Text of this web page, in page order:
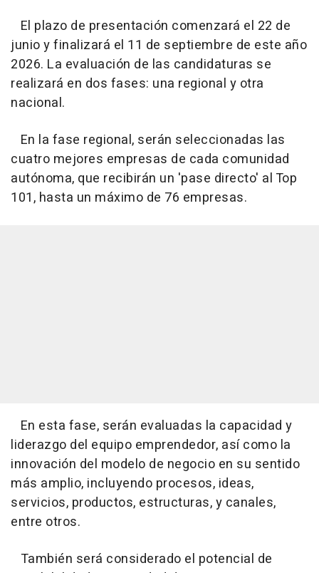
El plazo de presentación comenzará el 22 de
junio y finalizará el 11 de septiembre de este año
2026. La evaluación de las candidaturas se
realizará en dos fases: una regional y otra
nacional.
En la fase regional, serán seleccionadas las
cuatro mejores empresas de cada comunidad
autónoma, que recibirán un 'pase directo' al Top
101, hasta un máximo de 76 empresas.
En esta fase, serán evaluadas la capacidad y
liderazgo del equipo emprendedor, así como la
innovación del modelo de negocio en su sentido
más amplio, incluyendo procesos, ideas,
servicios, productos, estructuras, y canales,
entre otros.
También será considerado el potencial de